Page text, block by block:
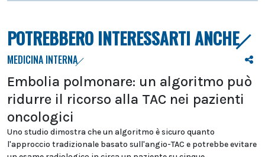
POTREBBERO INTERESSARTI ANCHE
MEDICINA INTERNA
Embolia polmonare: un algoritmo può
ridurre il ricorso alla TAC nei pazienti
oncologici
Uno studio dimostra che un algoritmo è sicuro quanto
l'approccio tradizionale basato sull'angio-TAC e potrebbe evitare